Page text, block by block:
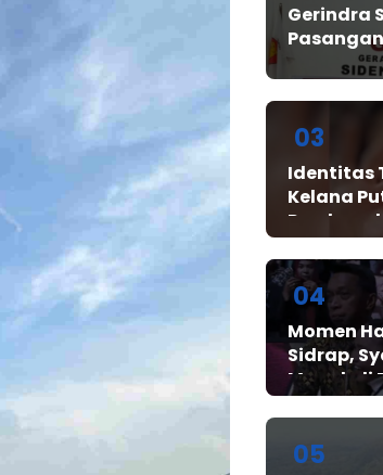
Gerindra
03
Identitas
Kelana
04
Momen
Sidrap,
Mewek di
05